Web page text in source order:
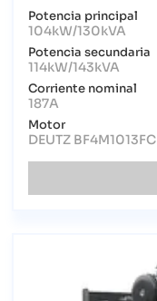
Potencia principal
104kW/130kVA
Potencia secundaria
114kW/143kVA
Corriente nominal
187A
Motor
DEUTZ BF4M1013FC